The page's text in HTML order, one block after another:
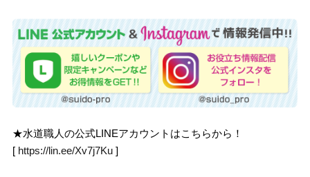
★水道職人の公式LINEアカウントはこちらから！
[ https://lin.ee/Xv7j7Ku ]